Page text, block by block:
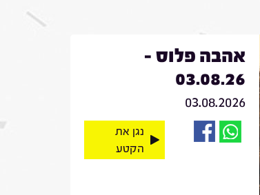
אהבה פלוס -
03.08.26
03.08.2026
נגן את
הקטע